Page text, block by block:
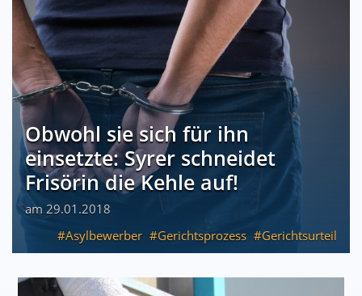
Obwohl sie sich für ihn
einsetzte: Syrer schneidet
Frisörin die Kehle auf!
am 29.01.2018
Asylbewerber
Gerichtsprozess Gerichtsurteil